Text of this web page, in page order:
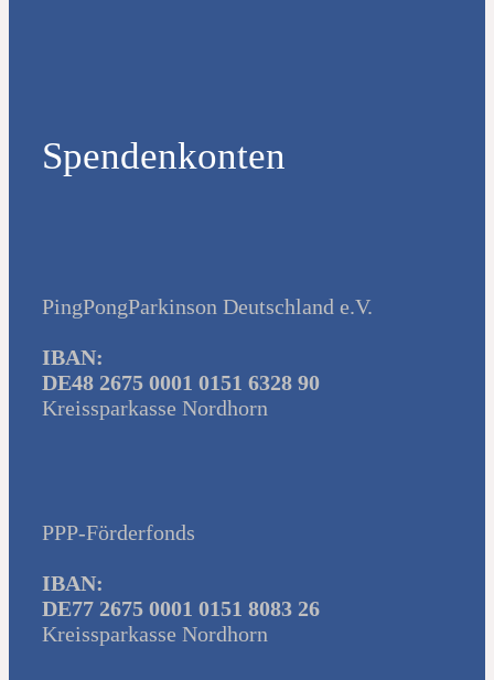
Spendenkonten
PingPongParkinson Deutschland e.V.
IBAN:
DE48 2675 0001 0151 6328 90
Kreissparkasse Nordhorn
PPP-Förderfonds
IBAN:
DE77 2675 0001 0151 8083 26
Kreissparkasse Nordhorn